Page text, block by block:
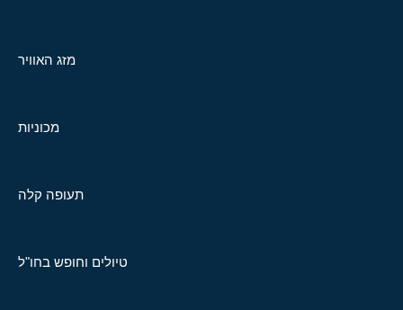
מזג האוויר
מכוניות
תעופה קלה
טיולים וחופש בחו"ל